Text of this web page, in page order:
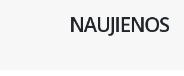
NAUJIENOS